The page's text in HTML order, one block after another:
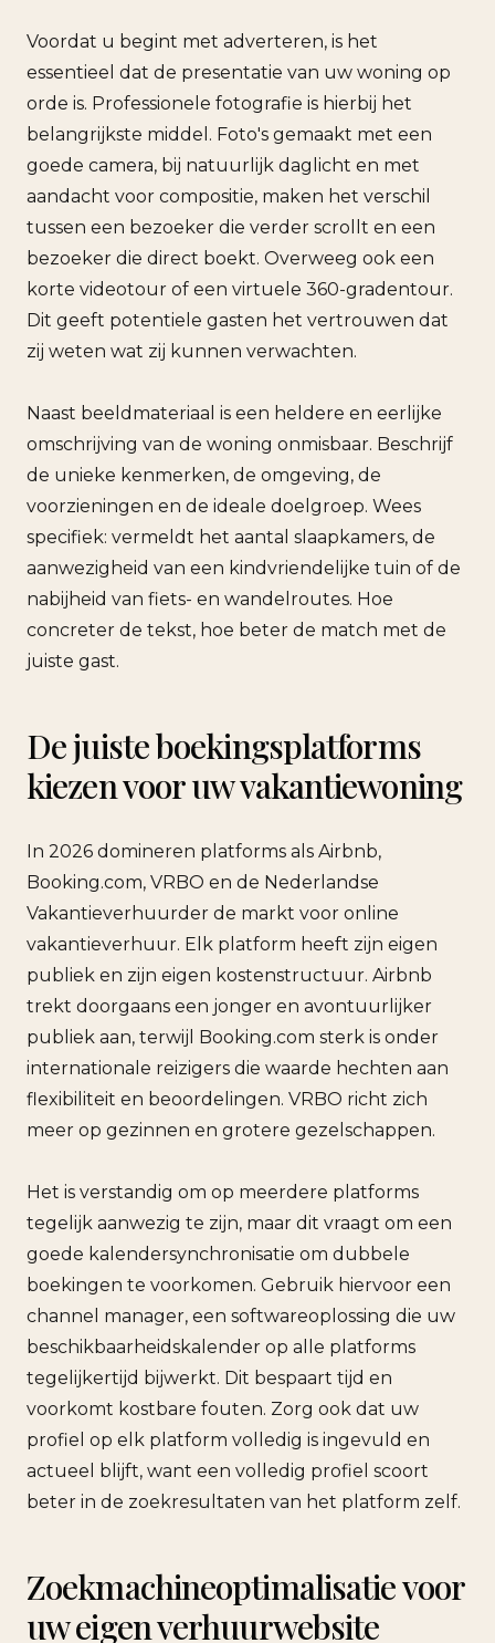
Voordat u begint met adverteren, is het
essentieel dat de presentatie van uw woning op
orde is. Professionele fotografie is hierbij het
belangrijkste middel. Foto's gemaakt met een
goede camera, bij natuurlijk daglicht en met
aandacht voor compositie, maken het verschil
tussen een bezoeker die verder scrollt en een
bezoeker die direct boekt. Overweeg ook een
korte videotour of een virtuele 360-gradentour.
Dit geeft potentiele gasten het vertrouwen dat
zij weten wat zij kunnen verwachten.
Naast beeldmateriaal is een heldere en eerlijke
omschrijving van de woning onmisbaar. Beschrijf
de unieke kenmerken, de omgeving, de
voorzieningen en de ideale doelgroep. Wees
specifiek: vermeldt het aantal slaapkamers, de
aanwezigheid van een kindvriendelijke tuin of de
nabijheid van fiets- en wandelroutes. Hoe
concreter de tekst, hoe beter de match met de
juiste gast.
De juiste boekingsplatforms
kiezen voor uw vakantiewoning
In 2026 domineren platforms als Airbnb,
Booking.com, VRBO en de Nederlandse
Vakantieverhuurder de markt voor online
vakantieverhuur. Elk platform heeft zijn eigen
publiek en zijn eigen kostenstructuur. Airbnb
trekt doorgaans een jonger en avontuurlijker
publiek aan, terwijl Booking.com sterk is onder
internationale reizigers die waarde hechten aan
flexibiliteit en beoordelingen. VRBO richt zich
meer op gezinnen en grotere gezelschappen.
Het is verstandig om op meerdere platforms
tegelijk aanwezig te zijn, maar dit vraagt om een
goede kalendersynchronisatie om dubbele
boekingen te voorkomen. Gebruik hiervoor een
channel manager, een softwareoplossing die uw
beschikbaarheidskalender op alle platforms
tegelijkertijd bijwerkt. Dit bespaart tijd en
voorkomt kostbare fouten. Zorg ook dat uw
profiel op elk platform volledig is ingevuld en
actueel blijft, want een volledig profiel scoort
beter in de zoekresultaten van het platform zelf.
Zoekmachineoptimalisatie voor
uw eigen verhuurwebsite